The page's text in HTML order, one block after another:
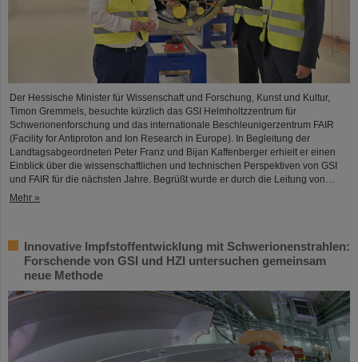
Der Hessische Minister für Wissenschaft und Forschung, Kunst und Kultur,
Timon Gremmels, besuchte kürzlich das GSI Helmholtzzentrum für
Schwerionenforschung und das internationale Beschleunigerzentrum FAIR
(Facility for Antiproton and Ion Research in Europe). In Begleitung der
Landtagsabgeordneten Peter Franz und Bijan Kaffenberger erhielt er einen
Einblick über die wissenschaftlichen und technischen Perspektiven von GSI
und FAIR für die nächsten Jahre. Begrüßt wurde er durch die Leitung von…
Mehr »
Innovative Impfstoffentwicklung mit Schwerionenstrahlen:
Forschende von GSI und HZI untersuchen gemeinsam
neue Methode